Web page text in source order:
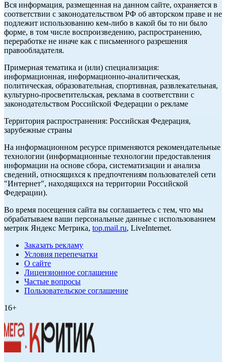
Вся информация, размещенная на данном сайте, охраняется в
соответствии с законодательством РФ об авторском праве и не
подлежит использованию кем-либо в какой бы то ни было
форме, в том числе воспроизведению, распространению,
переработке не иначе как с письменного разрешения
правообладателя.
Примерная тематика и (или) специализация:
информационная, информационно-аналитическая,
политическая, образовательная, спортивная, развлекательная,
культурно-просветительская, реклама в соответствии с
законодательством Российской Федерации о рекламе
Территория распространения: Российская Федерация,
зарубежные страны
На информационном ресурсе применяются рекомендательные
технологии (информационные технологии предоставления
информации на основе сбора, систематизации и анализа
сведений, относящихся к предпочтениям пользователей сети
"Интернет", находящихся на территории Российской
Федерации).
Во время посещения сайта вы соглашаетесь с тем, что мы
обрабатываем ваши персональные данные с использованием
метрик Яндекс Метрика, top.mail.ru, LiveInternet.
Заказать рекламу
Условия перепечатки
О сайте
Лицензионное соглашение
Частые вопросы
Пользовательское соглашение
16+